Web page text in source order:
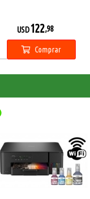
USD122,98
Comprar